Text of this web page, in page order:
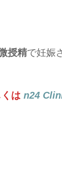
授精で妊娠
は n24